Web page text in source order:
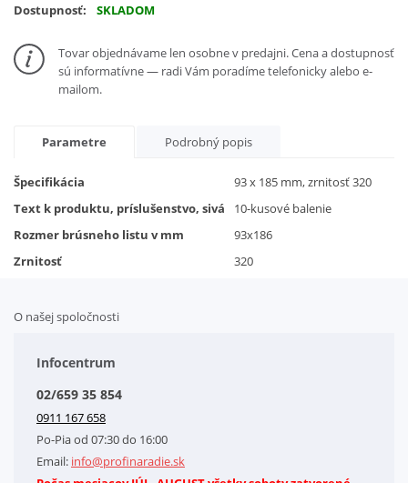
Dostupnosť: SKLADOM
Tovar objednávame len osobne v predajni. Cena a dostupnosť
sú informatívne — radi Vám poradíme telefonicky alebo e-
mailom.
Parametre Podrobný popis
Špecifikácia
93 x 185 mm, zrnitosť 320
Text k produktu, príslušenstvo, sivá
10-kusové balenie
Rozmer brúsneho listu v mm
93x186
Zrnitosť
320
O našej spoločnosti
Obchodné podmienky
Kontakt
Letáky na stiahnutie
GDPR-Informácie o spracovaní osobných údajov HQ Tools, spol. s r. o.
Cookies
Infocentrum
02/659 35 854
0911 167 658
Po-Pia od 07:30 do 16:00
Email: info@profinaradie.sk